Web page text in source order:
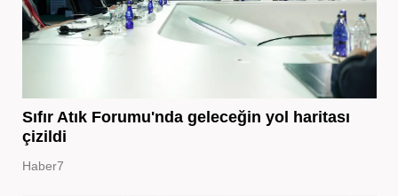
Sıfır Atık Forumu'nda geleceğin yol haritası
çizildi
Haber7